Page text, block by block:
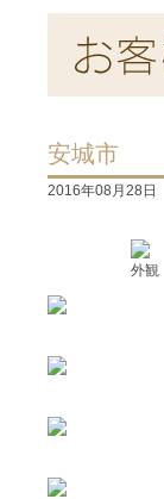
安城市
2016年08月28日
外観